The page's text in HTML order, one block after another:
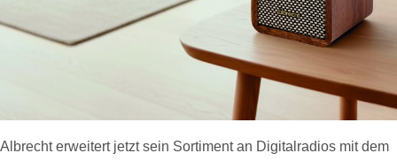
Albrecht erweitert jetzt sein Sortiment an Digitalradios mit dem